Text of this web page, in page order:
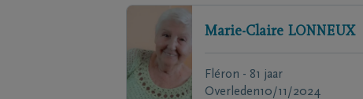
Marie-Claire LONNEUX
Fléron - 81 jaar
Overleden10/11/2024